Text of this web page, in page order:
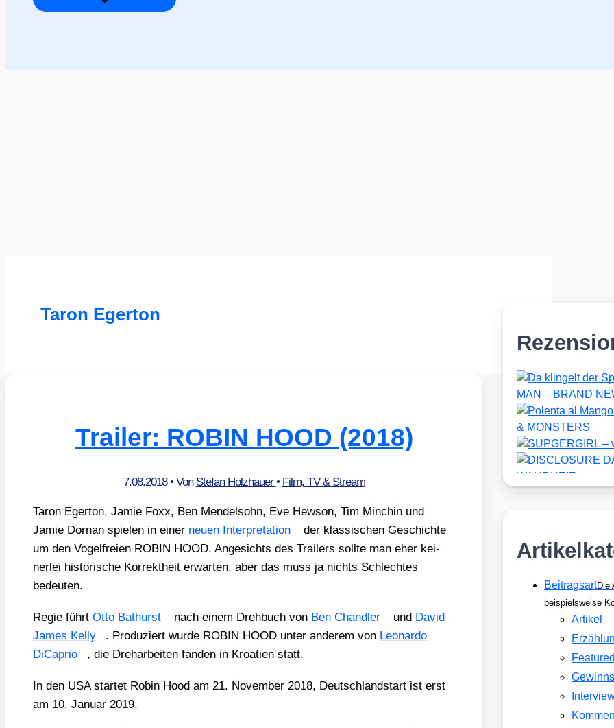
Taron Egerton
Trailer: ROBIN HOOD (2018)
7.08.2018• Von Stefan Holzhauer• Film, TV & Stream
Taron Eger­ton, Jamie Foxx, Ben Men­dels­ohn, Eve Hew­son, Tim Min­chin und
Jamie Dorn­an spie­len in einer neu­en Inter­pre­ta­ti­on
der klas­si­schen Geschich­te
um den Vogel­frei­en ROBIN HOOD. Ange­sichts des Trai­lers soll­te man eher kei­
ner­lei his­to­ri­sche Kor­rekt­heit erwar­ten, aber das muss ja nichts Schlech­tes
bedeu­ten.
Regie führt Otto Bathurst nach einem Dreh­buch von Ben Chand­ler und David
James Kel­ly
. Pro­du­ziert wur­de ROBIN HOOD unter ande­rem von Leo­nar­do
DiCa­prio
, die Dreh­ar­bei­ten fan­den in Kroa­ti­en statt.
In den USA star­tet Robin Hood am 21. Novem­ber 2018, Deutsch­land­start ist erst
am 10. Janu­ar 2019.
BeitragsartDie
beispielsweise
Artikel